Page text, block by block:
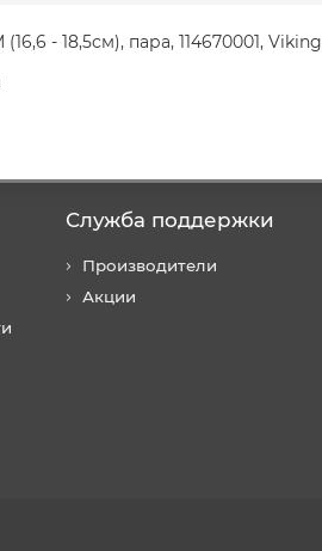
- 18,5см), пара, 114670001, Viking
Служба поддержки
Производители
Акции